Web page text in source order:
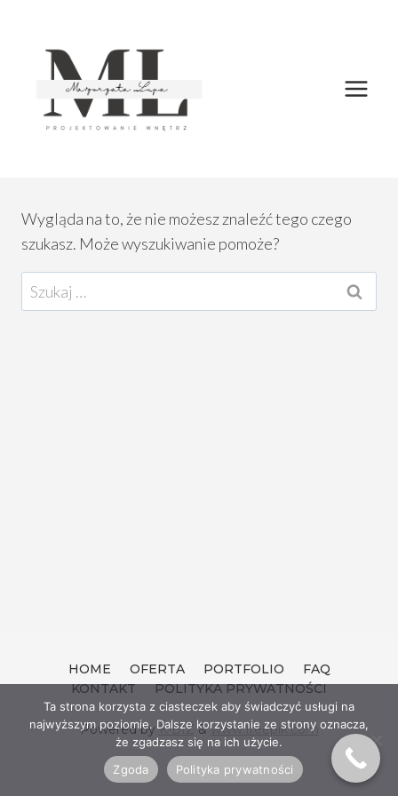
Wygląda na to, że nie możesz znaleźć tego czego
szukasz. Może wyszukiwanie pomoże?
Szukaj:
HOME OFERTA PORTFOLIO
FAQ
KONTAKT
POLITYKA PRYWATNOŚCI
Powered byK•BIZ &www.freepik.com
Ta strona korzysta z ciasteczek aby świadczyć usługi na
najwyższym poziomie. Dalsze korzystanie ze strony oznacza,
że zgadzasz się na ich użycie.
Zgoda
Polityka prywatności